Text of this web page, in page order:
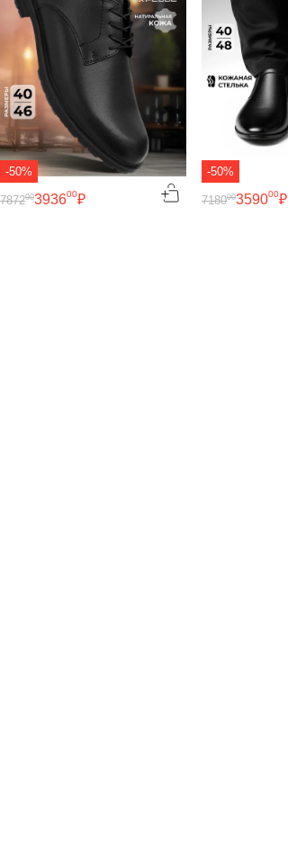
-50%
393600₽
787200
-50%
359000₽
718000